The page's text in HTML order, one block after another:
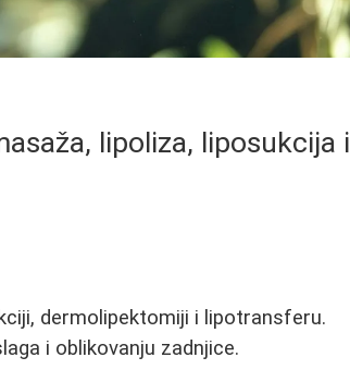
lipoliza, liposukcija i
dermolipektomiji i lipotransferu.
i oblikovanju zadnjice.